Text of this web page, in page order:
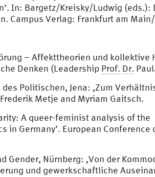
In: Bargetz/Kreisky/Ludwig
Campus Verlag: Frankfurt am
– Affekttheorien und kollektive
Denken (Leadership Prof. Dr.
Politischen, Jena: ‚Zum
Metje and Myriam Gaitsch.
A queer-feminist analysis of
in Germany’. European
Gender, Nürnberg: ‚Von der
und gewerkschaftliche